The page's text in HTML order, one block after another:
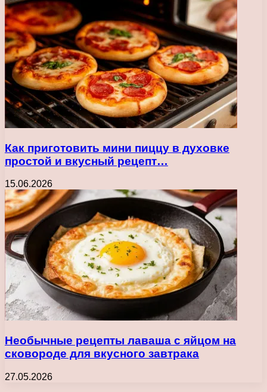
Как приготовить мини пиццу в духовке
простой и вкусный рецепт…
15.06.2026
Необычные рецепты лаваша с яйцом на
сковороде для вкусного завтрака
27.05.2026